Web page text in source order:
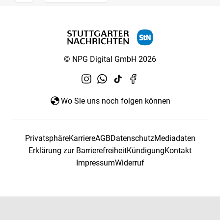
© NPG Digital GmbH 2026
Wo Sie uns noch folgen können
PrivatsphäreKarriereAGBDatenschutzMediadaten
Erklärung zur BarrierefreiheitKündigungKontakt
ImpressumWiderruf